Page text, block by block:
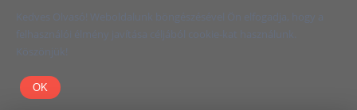
Kedves Olvasó! Weboldalunk böngészésével Ön elfogadja, hogy a
felhasználói élmény javítása céljából cookie-kat használunk.
Köszönjük!